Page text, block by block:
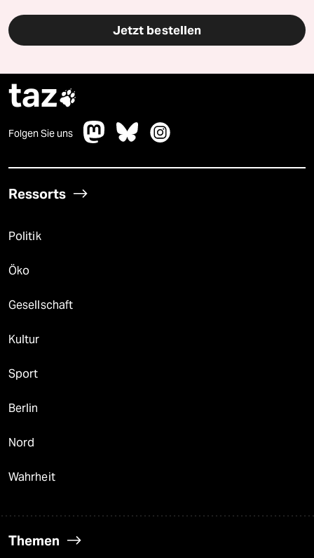
Jetzt bestellen
taz
Folgen Sie uns
Ressorts
Politik
Öko
Gesellschaft
Kultur
Sport
Berlin
Nord
Wahrheit
Themen